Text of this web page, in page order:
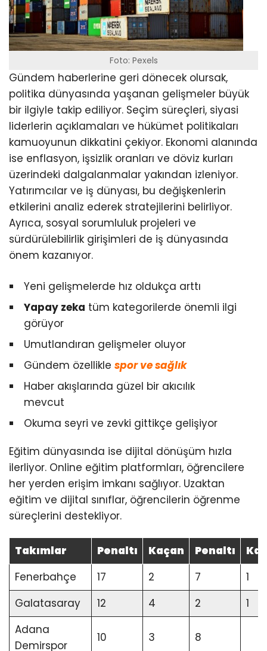
Foto: Pexels
Gündem haberlerine geri dönecek olursak,
politika dünyasında yaşanan gelişmeler büyük
bir ilgiyle takip ediliyor. Seçim süreçleri, siyasi
liderlerin açıklamaları ve hükümet politikaları
kamuoyunun dikkatini çekiyor. Ekonomi alanında
ise enflasyon, işsizlik oranları ve döviz kurları
üzerindeki dalgalanmalar yakından izleniyor.
Yatırımcılar ve iş dünyası, bu değişkenlerin
etkilerini analiz ederek stratejilerini belirliyor.
Ayrıca, sosyal sorumluluk projeleri ve
sürdürülebilirlik girişimleri de iş dünyasında
önem kazanıyor.
Yeni gelişmelerde hız oldukça arttı
Yapay zeka tüm kategorilerde önemli ilgi
görüyor
Umutlandıran gelişmeler oluyor
Gündem özellikle spor ve sağlık
Haber akışlarında güzel bir akıcılık
mevcut
Okuma seyri ve zevki gittikçe gelişiyor
Eğitim dünyasında ise dijital dönüşüm hızla
ilerliyor. Online eğitim platformları, öğrencilere
her yerden erişim imkanı sağlıyor. Uzaktan
eğitim ve dijital sınıflar, öğrencilerin öğrenme
süreçlerini destekliyor.
Takımlar Penaltı Kaçan Penaltı
Fenerbahçe
17 2 7
1
Galatasaray
12 4 2
1
Adana
Demirspor
10 3 8